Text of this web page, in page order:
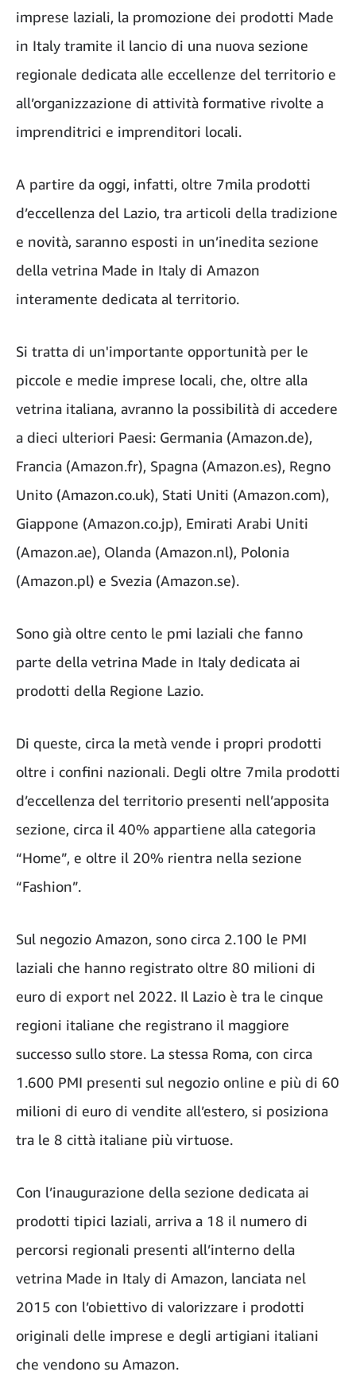
imprese laziali, la promozione dei prodotti Made
in Italy tramite il lancio di una nuova sezione
regionale dedicata alle eccellenze del territorio e
all’organizzazione di attività formative rivolte a
imprenditrici e imprenditori locali.
A partire da oggi, infatti, oltre 7mila prodotti
d’eccellenza del Lazio, tra articoli della tradizione
e novità, saranno esposti in un’inedita sezione
della vetrina Made in Italy di Amazon
interamente dedicata al territorio.
Si tratta di un'importante opportunità per le
piccole e medie imprese locali, che, oltre alla
vetrina italiana, avranno la possibilità di accedere
a dieci ulteriori Paesi: Germania (Amazon.de),
Francia (Amazon.fr), Spagna (Amazon.es), Regno
Unito (Amazon.co.uk), Stati Uniti (Amazon.com),
Giappone (Amazon.co.jp), Emirati Arabi Uniti
(Amazon.ae), Olanda (Amazon.nl), Polonia
(Amazon.pl) e Svezia (Amazon.se).
Sono già oltre cento le pmi laziali che fanno
parte della vetrina Made in Italy dedicata ai
prodotti della Regione Lazio.
Di queste, circa la metà vende i propri prodotti
oltre i confini nazionali. Degli oltre 7mila prodotti
d’eccellenza del territorio presenti nell’apposita
sezione, circa il 40% appartiene alla categoria
“Home”, e oltre il 20% rientra nella sezione
“Fashion”.
Sul negozio Amazon, sono circa 2.100 le PMI
laziali che hanno registrato oltre 80 milioni di
euro di export nel 2022. Il Lazio è tra le cinque
regioni italiane che registrano il maggiore
successo sullo store. La stessa Roma, con circa
1.600 PMI presenti sul negozio online e più di 60
milioni di euro di vendite all’estero, si posiziona
tra le 8 città italiane più virtuose.
Con l’inaugurazione della sezione dedicata ai
prodotti tipici laziali, arriva a 18 il numero di
percorsi regionali presenti all’interno della
vetrina Made in Italy di Amazon, lanciata nel
2015 con l’obiettivo di valorizzare i prodotti
originali delle imprese e degli artigiani italiani
che vendono su Amazon.